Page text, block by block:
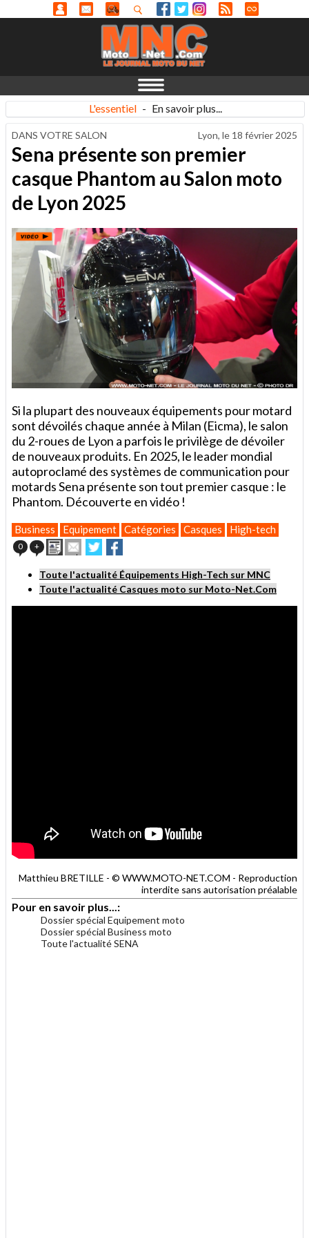
L'essentiel - En savoir plus...
DANS VOTRE SALON Lyon, le 18 février 2025
Sena présente son premier
casque Phantom au Salon moto
de Lyon 2025
Si la plupart des nouveaux équipements pour motard
sont dévoilés chaque année à Milan (Eicma), le salon
du 2-roues de Lyon a parfois le privilège de dévoiler
de nouveaux produits. En 2025, le leader mondial
autoproclamé des systèmes de communication pour
motards Sena présente son tout premier casque : le
Phantom. Découverte en vidéo !
Business Equipement Catégories Casques High-tech
0 + ImprimerEnvoyer
cet
article
à
un
ami
Partager
sur
Twitter
sur
Facebook
Toute l'actualité Équipements High-Tech sur MNC
Toute l'actualité Casques moto sur Moto-Net.Com
Matthieu BRETILLE - © WWW.MOTO-NET.COM - Reproduction
interdite sans autorisation préalable
Pour en savoir plus...:
Dossier spécial Equipement moto
Dossier spécial Business moto
Toute l'actualité SENA